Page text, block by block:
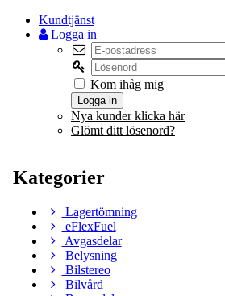
Kundtjänst
Logga in
Kom ihåg mig
Logga in
Nya kunder klicka här
Glömt ditt lösenord?
Kategorier
Lagertömning
eFlexFuel
Avgasdelar
Belysning
Bilstereo
Bilvård